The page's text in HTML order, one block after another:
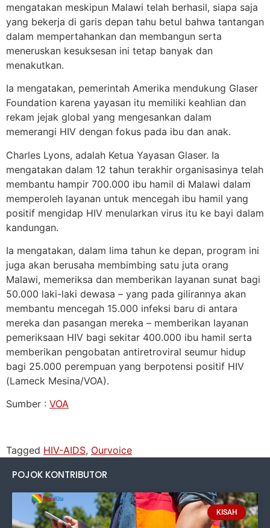
mengatakan meskipun Malawi telah berhasil, siapa saja
yang bekerja di garis depan tahu betul bahwa tantangan
dalam mempertahankan dan membangun serta
meneruskan kesuksesan ini tetap banyak dan
menakutkan.
Ia mengatakan, pemerintah Amerika mendukung Glaser
Foundation karena yayasan itu memiliki keahlian dan
rekam jejak global yang mengesankan dalam
memerangi HIV dengan fokus pada ibu dan anak.
Charles Lyons, adalah Ketua Yayasan Glaser. Ia
mengatakan dalam 12 tahun terakhir organisasinya telah
membantu hampir 700.000 ibu hamil di Malawi dalam
memperoleh layanan untuk mencegah ibu hamil yang
positif mengidap HIV menularkan virus itu ke bayi dalam
kandungan.
Ia mengatakan, dalam lima tahun ke depan, program ini
juga akan berusaha membimbing satu juta orang
Malawi, memeriksa dan memberikan layanan sunat bagi
50.000 laki-laki dewasa – yang pada gilirannya akan
membantu mencegah 15.000 infeksi baru di antara
mereka dan pasangan mereka – memberikan layanan
pemeriksaan HIV bagi sekitar 400.000 ibu hamil serta
memberikan pengobatan antiretroviral seumur hidup
bagi 25.000 perempuan yang berpotensi positif HIV
(Lameck Mesina/VOA).
Sumber : VOA
Tagged HIV-AIDS, Ourvoice
POJOK KONTRIBUTOR
KISAH